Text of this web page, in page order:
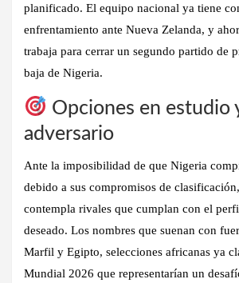
planificado. El equipo nacional ya tiene
enfrentamiento ante Nueva Zelanda, y
trabaja para cerrar un segundo partido de
baja de Nigeria.
Opciones en estudio
adversario
Ante la imposibilidad de que Nigeria
debido a sus compromisos de
contempla rivales que cumplan con el
deseado. Los nombres que suenan con
Marfil y Egipto, selecciones africanas ya
Mundial 2026 que representarían un